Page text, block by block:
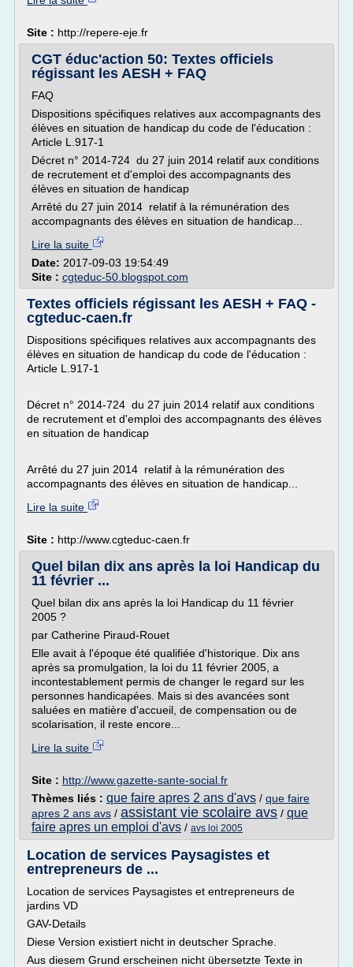
Site : http://repere-eje.fr
CGT éduc'action 50: Textes officiels
régissant les AESH + FAQ
FAQ
Dispositions spécifiques relatives aux accompagnants des
élèves en situation de handicap du code de l'éducation :
Article L.917-1
Décret n° 2014-724 du 27 juin 2014 relatif aux conditions
de recrutement et d'emploi des accompagnants des
élèves en situation de handicap
Arrêté du 27 juin 2014 relatif à la rémunération des
accompagnants des élèves en situation de handicap...
Lire la suite
Date: 2017-09-03 19:54:49
Site : cgteduc-50.blogspot.com
Textes officiels régissant les AESH + FAQ -
cgteduc-caen.fr
Dispositions spécifiques relatives aux accompagnants des
élèves en situation de handicap du code de l'éducation :
Article L.917-1
Décret n° 2014-724 du 27 juin 2014 relatif aux conditions
de recrutement et d'emploi des accompagnants des élèves
en situation de handicap
Arrêté du 27 juin 2014 relatif à la rémunération des
accompagnants des élèves en situation de handicap...
Lire la suite
Site : http://www.cgteduc-caen.fr
Quel bilan dix ans après la loi Handicap du
11 février ...
Quel bilan dix ans après la loi Handicap du 11 février
2005 ?
par Catherine Piraud-Rouet
Elle avait à l'époque été qualifiée d'historique. Dix ans
après sa promulgation, la loi du 11 février 2005, a
incontestablement permis de changer le regard sur les
personnes handicapées. Mais si des avancées sont
saluées en matière d'accueil, de compensation ou de
scolarisation, il reste encore...
Lire la suite
Site : http://www.gazette-sante-social.fr
Thèmes liés : que faire apres 2 ans d'avs / que faire
apres 2 ans avs / assistant vie scolaire avs / que
faire apres un emploi d'avs / avs loi 2005
Location de services Paysagistes et
entrepreneurs de ...
Location de services Paysagistes et entrepreneurs de
jardins VD
GAV-Details
Diese Version existiert nicht in deutscher Sprache.
Aus diesem Grund erscheinen nicht übersetzte Texte in